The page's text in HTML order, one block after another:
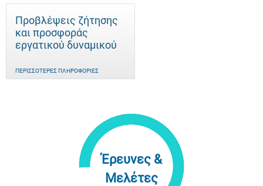
Προβλέψεις ζήτησης
και προσφοράς
εργατικού δυναμικού
ΠΕΡΙΣΣΌΤΕΡΕΣ ΠΛΗΡΟΦΟΡΊΕΣ
Έρευνες &
Μελέτες